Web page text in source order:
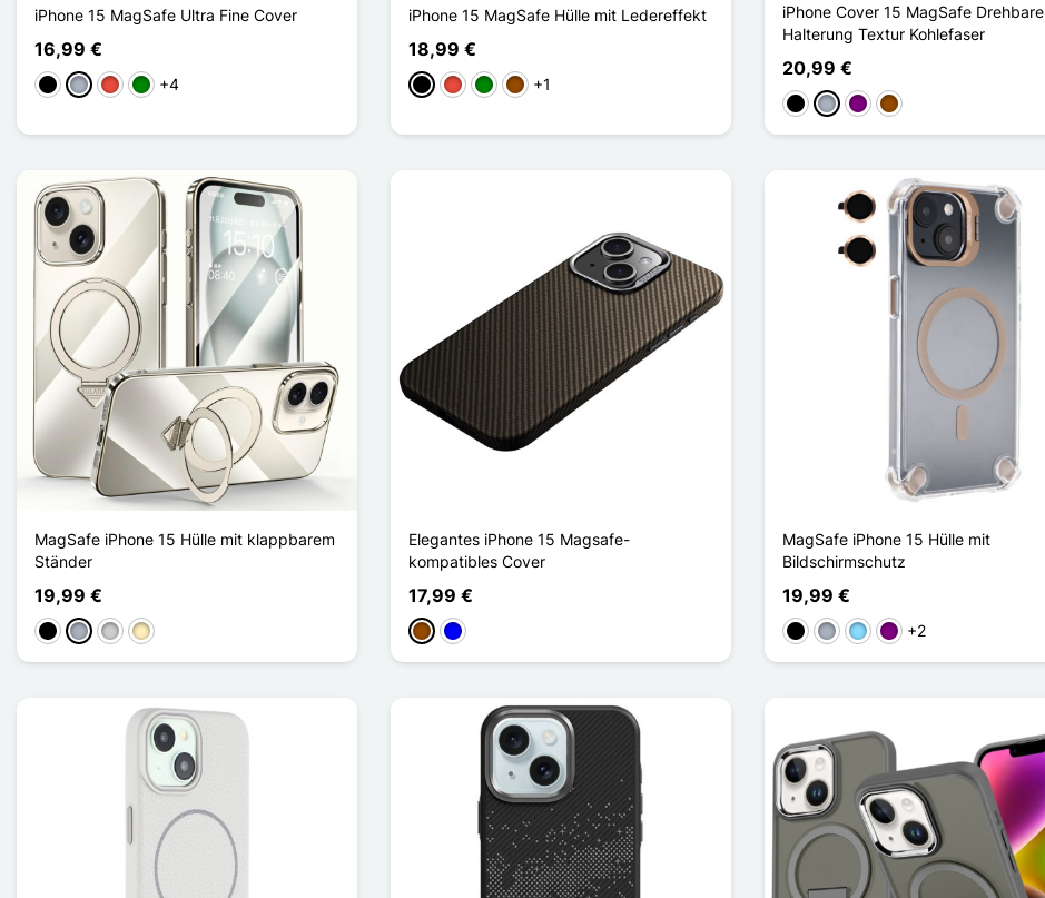
iPhone 15 MagSafe Ultra Fine Cover
16,99 €
Schwarz
GrauRot Grün+4
iPhone 15 MagSafe Hülle mit Ledereffekt
18,99 €
Schwarz
Rot GrünBraun
+1
iPhone Cover 15 MagSafe Drehbare
Halterung Textur Kohlefaser
20,99 €
Schwarz
GrauViolettBraun
MagSafe iPhone 15 Hülle mit klappbarem
Ständer
19,99 €
Schwarz
GrauSilberGolden
Elegantes iPhone 15 Magsafe-
kompatibles Cover
17,99 €
BraunBlau
MagSafe iPhone 15 Hülle mit
Bildschirmschutz
19,99 €
Schwarz
GrauHellblauViolett
+2